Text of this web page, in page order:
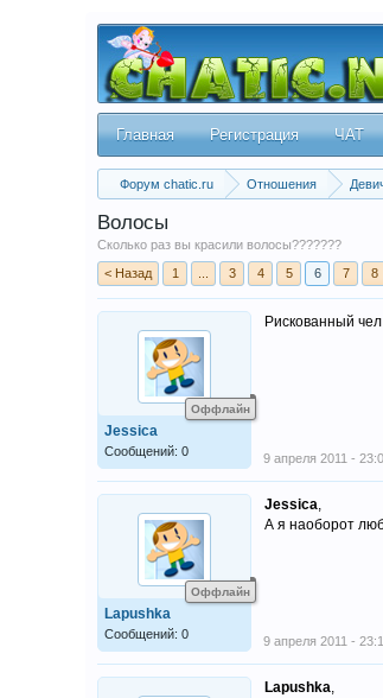
Главная Регистрация ЧАТ
Форум chatic.ru Отношения
Волосы
Сколько раз вы красили волосы???????
< Назад
1 3 4 5 6 7 8
Оффлайн
Jessica
Сообщений: 0
Рискованный
9 апреля 2011 -
Оффлайн
Lapushka
Сообщений: 0
Jessica,
А я наоборот
9 апреля 2011 -
Lapushka,